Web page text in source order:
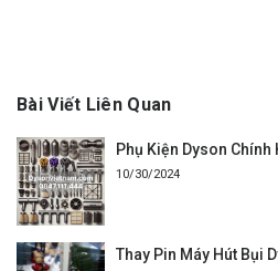
Bài Viết Liên Quan
Phụ Kiện Dyson Chính
10/30/2024
Thay Pin Máy Hút Bụi